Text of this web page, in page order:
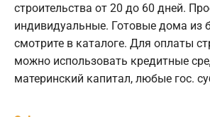
строительства от 20 до 60 дней.
индивидуальные. Готовые дома из
смотрите в каталоге. Для оплаты
можно использовать кредитные
материнский капитал, любые гос.